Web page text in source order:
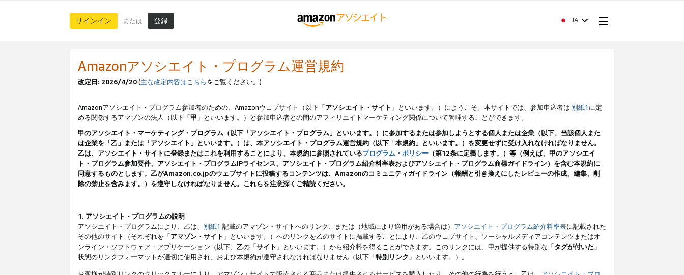
サインイン または 登録 JA
Amazonアソシエイト・プログラム運営規約
改定日: 2026/4/20(主な改定内容はこちらをご覧ください。)
Amazonアソシエイト・プログラム参加者のための、Amazonウェブサイト（以下「アソシエイト・サイト 」といいます。）にようこそ。本サイトでは、参加申込者は 別紙1 に定
める関係するアマゾンの法人（以下「甲 」といいます。）と参加申込者との間のアフィリエイトマーケティング関係について管理することができます。
甲のアソシエイト・マーケティング・プログラム（以下「アソシエイト・プログラム」といいます。）に参加するまたは参加しようとする個人または企業（以下、当該個人また
は企業を「乙」または「アソシエイト」といいます。）は、本アソシエイト・プログラム運営規約（以下「本規約」といいます。）を変更せずに受け入れなければなりません。
乙は、アソシエイト・サイトに登録またはこれを利用することにより、本規約に参照されているプログラム・ポリシー （第12条に定義します。）等（例えば、甲のアソシエイ
ト・プログラム参加要件、アソシエイト・プログラムIPライセンス、アソシエイト・プログラム紹介料率表およびアソシエイト・プログラム商標ガイドライン）を含む本規約に
同意するものとします。乙がAmazon.co.jpのウェブサイトに投稿するコンテンツは、Amazonのコミュニティガイドライン（報酬と引き換えにしたレビューの作成、編集、削
除の禁止を含みます。）を遵守しなければなりません。これらを注意深くご精読ください。
1. アソシエイト・プログラムの説明
アソシエイト・プログラムにより、乙は、 別紙1 記載のアマゾン・サイトへのリンク、または（地域により適用がある場合は） アソシエイト・プログラム紹介料率表に記載された
その他のサイト（それぞれを「アマゾン・サイト 」といいます。）へのリンクを乙のサイトに掲載することにより、乙のウェブサイト、ソーシャルメディアコンテンツまたはオ
ンライン・ソフトウェア・アプリケーション（以下、乙の「サイト 」といいます。）から紹介料を得ることができます。このリンクには、甲が提供する特別な「タグが付いた 」
状態のリンクフォーマットが適切に使用され、および本規約が遵守されなければなりません（以下「特別リンク 」といいます。）。